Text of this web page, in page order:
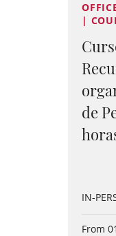
|
de
IN-
From